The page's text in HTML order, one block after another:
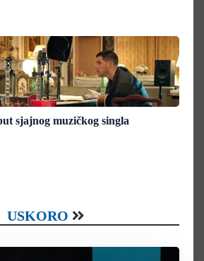
sjajnog muzičkog singla
USKORO